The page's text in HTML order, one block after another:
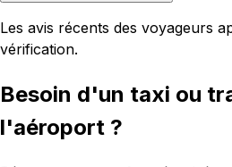
Les avis récents des voyageurs
vérification.
Besoin d'un taxi ou
l'aéroport ?